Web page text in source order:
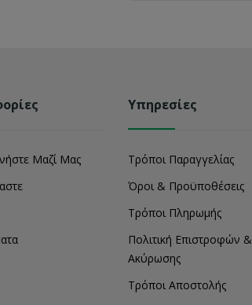
Μαζί Μας
Υπηρεσίες
Τρόποι Παραγγελίας
Όροι & Προϋποθέσεις
Τρόποι Πληρωμής
Πολιτική Επιστροφών &
Ακύρωσης
Τρόποι Αποστολής